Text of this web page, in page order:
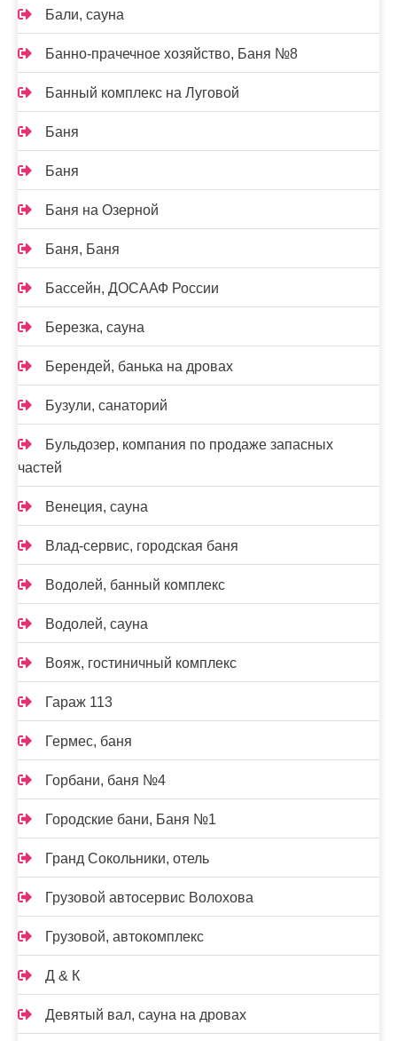
Бали, сауна
Банно-прачечное хозяйство, Баня №8
Банный комплекс на Луговой
Баня
Баня
Баня на Озерной
Баня, Баня
Бассейн, ДОСААФ России
Березка, сауна
Берендей, банька на дровах
Бузули, санаторий
Бульдозер, компания по продаже запасных
частей
Венеция, сауна
Влад-сервис, городская баня
Водолей, банный комплекс
Водолей, сауна
Вояж, гостиничный комплекс
Гараж 113
Гермес, баня
Горбани, баня №4
Городские бани, Баня №1
Гранд Сокольники, отель
Грузовой автосервис Волохова
Грузовой, автокомплекс
Д & К
Девятый вал, сауна на дровах